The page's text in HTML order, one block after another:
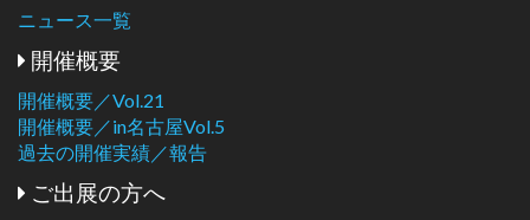
ニュース一覧
開催概要
開催概要／Vol.21
開催概要／in名古屋Vol.5
過去の開催実績／報告
ご出展の方へ